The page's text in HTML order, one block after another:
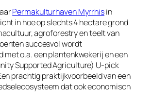
Permakulturhaven Myrrhisin
in hoe op slechts 4 hectare grond
agroforestry en teelt van
succesvol wordt
met o.a. een plantenkwekerij en een
Supported Agriculture) U-pick
prachtig praktijkvoorbeeld van een
dat ook economisch